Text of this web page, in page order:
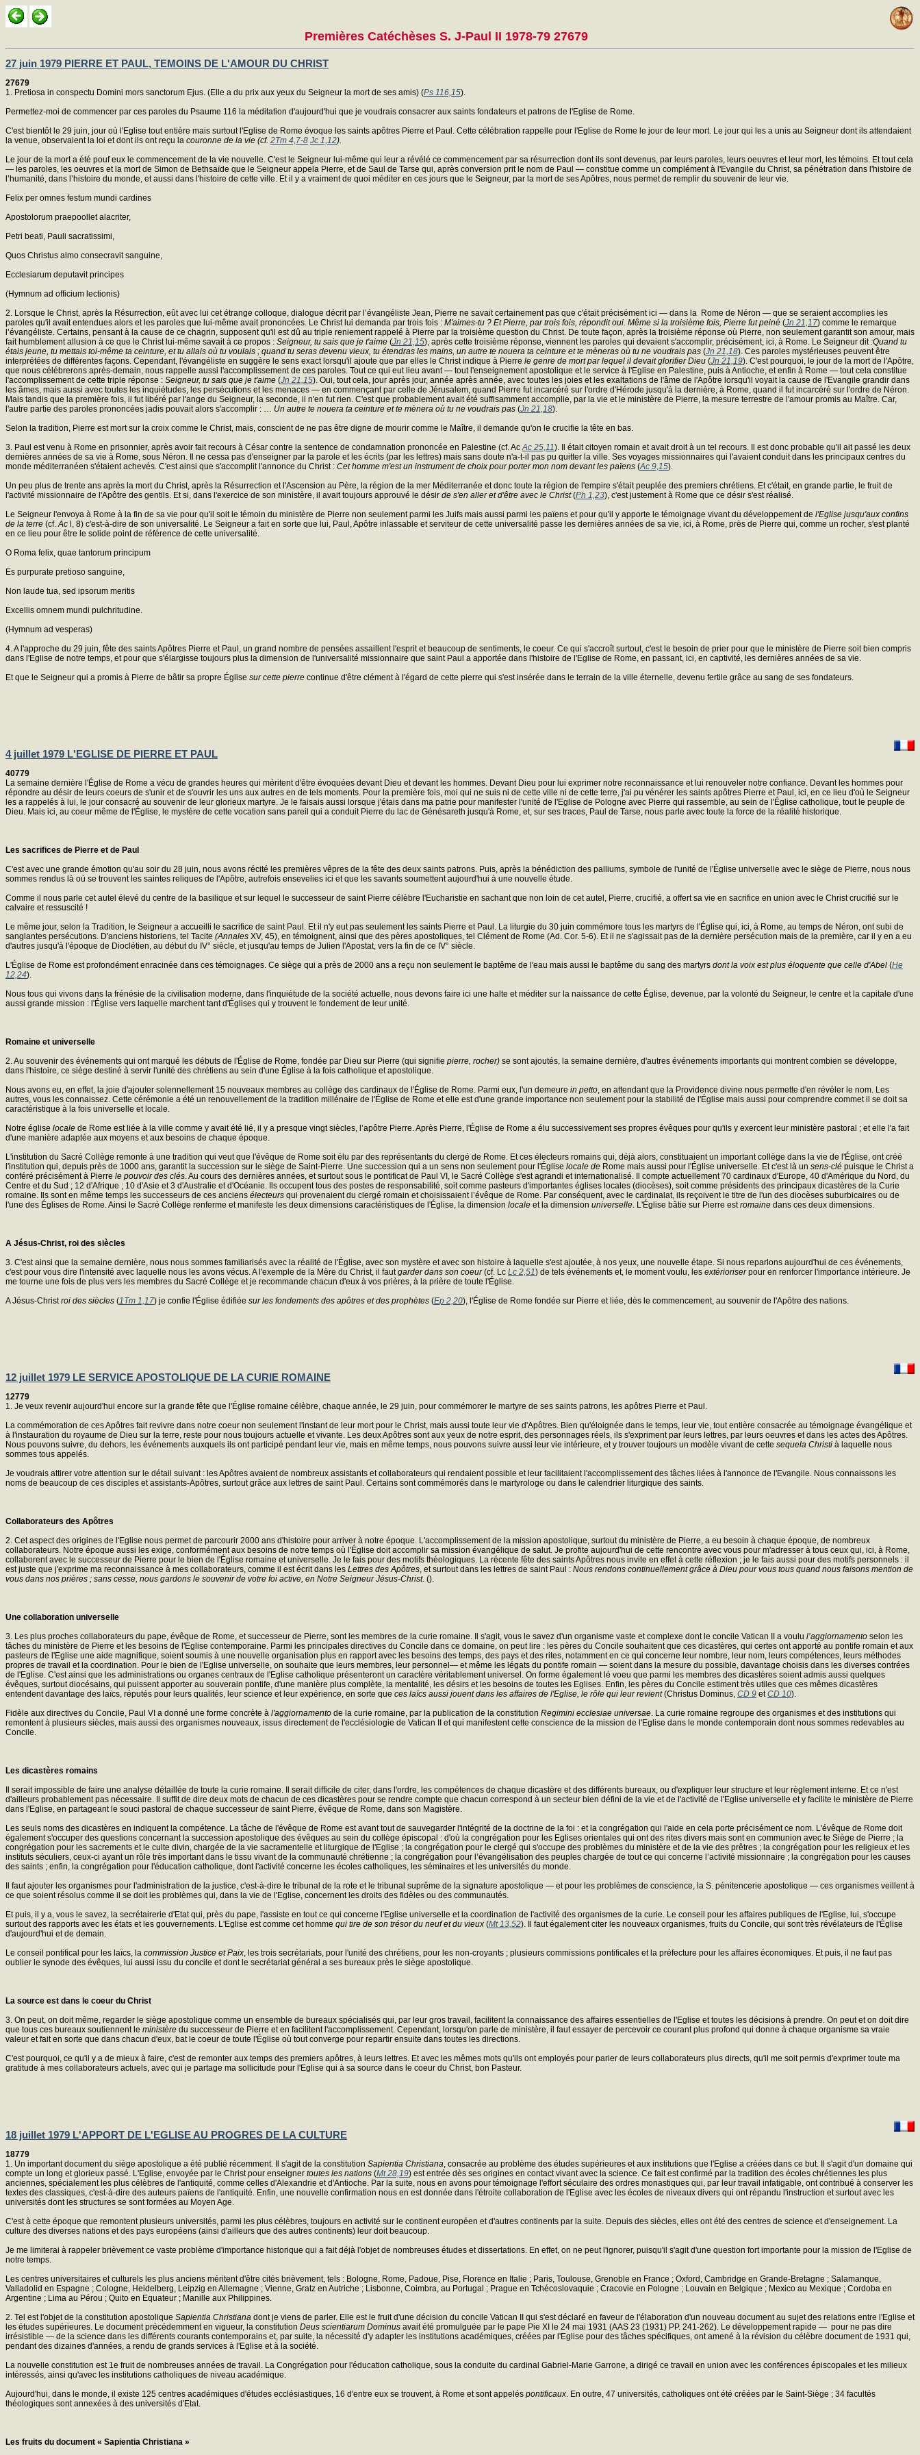
Premières Catéchèses S. J-Paul II 1978-79 27679
27 juin 1979 PIERRE ET PAUL, TEMOINS DE L'AMOUR DU CHRIST
27679
1. Pretiosa in conspectu Domini mors sanctorum Ejus. (Elle a du prix aux yeux du Seigneur la mort de ses amis) (Ps 116,15).
Permettez-moi de commencer par ces paroles du Psaume 116 la méditation d'aujourd'hui que je voudrais consacrer aux saints fondateurs et patrons de l'Eglise de Rome.
C'est bientôt le 29 juin, jour où l'Eglise tout entière mais surtout l'Eglise de Rome évoque les saints apôtres Pierre et Paul. Cette célébration rappelle pour l'Eglise de Rome le jour de leur mort. Le jour qui les a unis au Seigneur dont ils attendaient
la venue, observaient la loi et dont ils ont reçu la couronne de la vie (cf. 2Tm 4,7-8 Jc 1,12).
Le jour de la mort a été pouf eux le commencement de la vie nouvelle. C'est le Seigneur lui-même qui leur a révélé ce commencement par sa résurrection dont ils sont devenus, par leurs paroles, leurs oeuvres et leur mort, les témoins. Et tout cela
— les paroles, les oeuvres et la mort de Simon de Bethsaïde que le Seigneur appela Pierre, et de Saul de Tarse qui, après conversion prit le nom de Paul — constitue comme un complément à l'Evangile du Christ, sa pénétration dans l'histoire de
l’humanité, dans l’histoire du monde, et aussi dans l'histoire de cette ville. Et il y a vraiment de quoi méditer en ces jours que le Seigneur, par la mort de ses Apôtres, nous permet de remplir du souvenir de leur vie.
Felix per omnes festum mundi cardines
Apostolorum praepoollet alacriter,
Petri beati, Pauli sacratissimi,
Quos Christus almo consecravit sanguine,
Ecclesiarum deputavit principes
(Hymnum ad officium lectionis)
2. Lorsque le Christ, après la Résurrection, eût avec lui cet étrange colloque, dialogue décrit par l’évangéliste Jean, Pierre ne savait certainement pas que c'était précisément ici — dans la Rome de Néron — que se seraient accomplies les
paroles qu'il avait entendues alors et les paroles que lui-même avait prononcées. Le Christ lui demanda par trois fois : M'aimes-tu ? Et Pierre, par trois fois, répondit oui. Même si la troisième fois, Pierre fut peiné (Jn 21,17) comme le remarque
l’évangéliste. Certains, pensant à la cause de ce chagrin, supposent qu'il est dû au triple reniement rappelé à Pierre par la troisième question du Christ. De toute façon, après la troisième réponse où Pierre, non seulement garantit son amour, mais
fait humblement allusion à ce que le Christ lui-même savait à ce propos : Seigneur, tu sais que je t'aime (Jn 21,15), après cette troisième réponse, viennent les paroles qui devaient s'accomplir, précisément, ici, à Rome. Le Seigneur dit:Quand tu
étais jeune, tu mettais toi-même ta ceinture, et tu allais où tu voulais ; quand tu seras devenu vieux, tu étendras les mains, un autre te nouera ta ceinture et te mèneras où tu ne voudrais pas (Jn 21,18). Ces paroles mystérieuses peuvent être
interprétées de différentes façons. Cependant, l'évangéliste en suggère le sens exact lorsqu'il ajoute que par elles le Christ indique à Pierre le genre de mort par lequel il devait glorifier Dieu (Jn 21,19). C'est pourquoi, le jour de la mort de l'Apôtre,
que nous célébrerons après-demain, nous rappelle aussi l'accomplissement de ces paroles. Tout ce qui eut lieu avant — tout l'enseignement apostolique et le service à l'Eglise en Palestine, puis à Antioche, et enfin à Rome — tout cela constitue
l'accomplissement de cette triple réponse : Seigneur, tu sais que je t'aime (Jn 21,15). Oui, tout cela, jour après jour, année après année, avec toutes les joies et les exaltations de l'âme de l'Apôtre lorsqu'il voyait la cause de l'Evangile grandir dans
les âmes, mais aussi avec toutes les inquiétudes, les persécutions et les menaces — en commençant par celle de Jérusalem, quand Pierre fut incarcéré sur l'ordre d'Hérode jusqu'à la dernière, à Rome, quand il fut incarcéré sur l'ordre de Néron.
Mais tandis que la première fois, il fut libéré par l'ange du Seigneur, la seconde, il n'en fut rien. C'est que probablement avait été suffisamment accomplie, par la vie et le ministère de Pierre, la mesure terrestre de l'amour promis au Maître. Car,
l'autre partie des paroles prononcées jadis pouvait alors s'accomplir : … Un autre te nouera ta ceinture et te mènera où tu ne voudrais pas (Jn 21,18).
Selon la tradition, Pierre est mort sur la croix comme le Christ, mais, conscient de ne pas être digne de mourir comme le Maître, il demande qu'on le crucifie la tête en bas.
3. Paul est venu à Rome en prisonnier, après avoir fait recours à César contre la sentence de condamnation prononcée en Palestine (cf. AcAc 25,11). Il était citoyen romain et avait droit à un tel recours. Il est donc probable qu'il ait passé les deux
dernières années de sa vie à Rome, sous Néron. Il ne cessa pas d'enseigner par la parole et les écrits (par les lettres) mais sans doute n'a-t-il pas pu quitter la ville. Ses voyages missionnaires qui l'avaient conduit dans les principaux centres du
monde méditerranéen s'étaient achevés. C'est ainsi que s'accomplit l'annonce du Christ : Cet homme m'est un instrument de choix pour porter mon nom devant les païens (Ac 9,15).
Un peu plus de trente ans après la mort du Christ, après la Résurrection et l'Ascension au Père, la région de la mer Méditerranée et donc toute la région de l'empire s'était peuplée des premiers chrétiens. Et c'était, en grande partie, le fruit de
l'activité missionnaire de l'Apôtre des gentils. Et si, dans l'exercice de son ministère, il avait toujours approuvé le désir de s'en aller et d'être avec le Christ(Ph 1,23), c'est justement à Rome que ce désir s'est réalisé.
Le Seigneur l'envoya à Rome à la fin de sa vie pour qu'il soit le témoin du ministère de Pierre non seulement parmi les Juifs mais aussi parmi les païens et pour qu'il y apporte le témoignage vivant du développement de l'Eglise jusqu'aux confins
de la terre (cf.Ac l, 8) c'est-à-dire de son universalité. Le Seigneur a fait en sorte que lui, Paul, Apôtre inlassable et serviteur de cette universalité passe les dernières années de sa vie, ici, à Rome, près de Pierre qui, comme un rocher, s'est planté
en ce lieu pour être le solide point de référence de cette universalité.
O Roma felix, quae tantorum principum
Es purpurate pretioso sanguine,
Non laude tua, sed ipsorum meritis
Excellis omnem mundi pulchritudine.
(Hymnum ad vesperas)
4. A l'approche du 29 juin, fête des saints Apôtres Pierre et Paul, un grand nombre de pensées assaillent l'esprit et beaucoup de sentiments, le coeur. Ce qui s'accroît surtout, c'est le besoin de prier pour que le ministère de Pierre soit bien compris
dans l'Eglise de notre temps, et pour que s'élargisse toujours plus la dimension de l'universalité missionnaire que saint Paul a apportée dans l'histoire de l'Eglise de Rome, en passant, ici, en captivité, les dernières années de sa vie.
Et que le Seigneur qui a promis à Pierre de bâtir sa propre Église sur cette pierre continue d'être clément à l'égard de cette pierre qui s'est insérée dans le terrain de la ville éternelle, devenu fertile grâce au sang de ses fondateurs.
4 juillet 1979 L'EGLISE DE PIERRE ET PAUL
40779
La semaine dernière l'Église de Rome a vécu de grandes heures qui méritent d'être évoquées devant Dieu et devant les hommes. Devant Dieu pour lui exprimer notre reconnaissance et lui renouveler notre confiance. Devant les hommes pour
répondre au désir de leurs coeurs de s'unir et de s'ouvrir les uns aux autres en de tels moments. Pour la première fois, moi qui ne suis ni de cette ville ni de cette terre, j'ai pu vénérer les saints apôtres Pierre et Paul, ici, en ce lieu d'où le Seigneur
les a rappelés à lui, le jour consacré au souvenir de leur glorieux martyre. Je le faisais aussi lorsque j'étais dans ma patrie pour manifester l'unité de l'Eglise de Pologne avec Pierre qui rassemble, au sein de l'Église catholique, tout le peuple de
Dieu. Mais ici, au coeur même de l'Église, le mystère de cette vocation sans pareil qui a conduit Pierre du lac de Génésareth jusqu'à Rome, et, sur ses traces, Paul de Tarse, nous parle avec toute la force de la réalité historique.
Les sacrifices de Pierre et de Paul
C'est avec une grande émotion qu'au soir du 28 juin, nous avons récité les premières vêpres de la fête des deux saints patrons. Puis, après la bénédiction des palliums, symbole de l'unité de l'Église universelle avec le siège de Pierre, nous nous
sommes rendus là où se trouvent les saintes reliques de l'Apôtre, autrefois ensevelies ici et que les savants soumettent aujourd'hui à une nouvelle étude.
Comme il nous parle cet autel élevé du centre de la basilique et sur lequel le successeur de saint Pierre célèbre l'Eucharistie en sachant que non loin de cet autel, Pierre, crucifié, a offert sa vie en sacrifice en union avec le Christ crucifié sur le
calvaire et ressuscité !
Le même jour, selon la Tradition, le Seigneur a accueilli le sacrifice de saint Paul. Et il n'y eut pas seulement les saints Pierre et Paul. La liturgie du 30 juin commémore tous les martyrs de l'Église qui, ici, à Rome, au temps de Néron, ont subi de
sanglantes persécutions. D'anciens historiens, tel Tacite (Annales XV, 45), en témoignent, ainsi que des pères apostoliques, tel Clément de Rome (Ad. Cor. 5-6). Et il ne s'agissait pas de la dernière persécution mais de la première, car il y en a eu
d'autres jusqu'à l'époque de Dioclétien, au début du IV° siècle, et jusqu'au temps de Julien l'Apostat, vers la fin de ce IV° siècle.
L'Église de Rome est profondément enracinée dans ces témoignages. Ce siège qui a près de 2000 ans a reçu non seulement le baptême de l'eau mais aussi le baptême du sang des martyrs dont la voix est plus éloquente que celle d'Abel (He
12,24).
Nous tous qui vivons dans la frénésie de la civilisation moderne, dans l'inquiétude de la société actuelle, nous devons faire ici une halte et méditer sur la naissance de cette Église, devenue, par la volonté du Seigneur, le centre et la capitale d'une
aussi grande mission : l'Église vers laquelle marchent tant d'Églises qui y trouvent le fondement de leur unité.
Romaine et universelle
2. Au souvenir des événements qui ont marqué les débuts de l'Église de Rome, fondée par Dieu sur Pierre (qui signifie pierre, rocher) se sont ajoutés, la semaine dernière, d'autres événements importants qui montrent combien se développe,
dans l'histoire, ce siège destiné à servir l'unité des chrétiens au sein d'une Église à la fois catholique et apostolique.
Nous avons eu, en effet, la joie d'ajouter solennellement 15 nouveaux membres au collège des cardinaux de l'Église de Rome. Parmi eux, l'un demeure in petto , en attendant que la Providence divine nous permette d'en révéler le nom. Les
autres, vous les connaissez. Cette cérémonie a été un renouvellement de la tradition millénaire de l'Église de Rome et elle est d'une grande importance non seulement pour la stabilité de l'Église mais aussi pour comprendre commet il se doit sa
caractéristique à la fois universelle et locale.
Notre église locale de Rome est liée à la ville comme y avait été lié, il y a presque vingt siècles, l’apôtre Pierre. Après Pierre, l'Église de Rome a élu successivement ses propres évêques pour qu'ils y exercent leur ministère pastoral ; et elle l'a fait
d'une manière adaptée aux moyens et aux besoins de chaque époque.
L'institution du Sacré Collège remonte à une tradition qui veut que l'évêque de Rome soit élu par des représentants du clergé de Rome. Et ces électeurs romains qui, déjà alors, constituaient un important collège dans la vie de l'Église, ont créé
l'institution qui, depuis près de 1000 ans, garantit la succession sur le siège de Saint-Pierre. Une succession qui a un sens non seulement pour l'Église locale de Rome mais aussi pour l'Église universelle. Et c'est là un sens-clé puisque le Christ a
conféré précisément à Pierre le pouvoir des clés . Au cours des dernières années, et surtout sous le pontificat de Paul VI, le Sacré Collège s'est agrandi et internationalisé. Il compte actuellement 70 cardinaux d'Europe, 40 d'Amérique du Nord, du
Centre et du Sud ; 12 d'Afrique ; 10 d'Asie et 3 d'Australie et d'Océanie. Ils occupent tous des postes de responsabilité, soit comme pasteurs d'importantes églises locales (diocèses), soit comme présidents des principaux dicastères de la Curie
romaine. Ils sont en même temps les successeurs de ces anciens électeurs qui provenaient du clergé romain et choisissaient l’évêque de Rome. Par conséquent, avec le cardinalat, ils reçoivent le titre de l'un des diocèses suburbicaires ou de
l'une des Églises de Rome. Ainsi le Sacré Collège renferme et manifeste les deux dimensions caractéristiques de l'Église, la dimension locale et la dimension universelle . L'Église bâtie sur Pierre estromaine dans ces deux dimensions.
A Jésus-Christ, roi des siècles
3. C'est ainsi que la semaine dernière, nous nous sommes familiarisés avec la réalité de l'Église, avec son mystère et avec son histoire à laquelle s'est ajoutée, à nos yeux, une nouvelle étape. Si nous reparlons aujourd'hui de ces événements,
c'est pour vous dire l'intensité avec laquelle nous les avons vécus. A l'exemple de la Mère du Christ, il fautgarder dans son coeur(cf. Lc Lc 2,51) de tels événements et, le moment voulu, les extérioriserpour en renforcer l'importance intérieure. Je
me tourne une fois de plus vers les membres du Sacré Collège et je recommande chacun d'eux à vos prières, à la prière de toute l'Église.
A Jésus-Christroi des siècles (1Tm 1,17) je confie l'Église édifiée sur les fondements des apôtres et des prophètes (Ep 2,20), l'Église de Rome fondée sur Pierre et liée, dès le commencement, au souvenir de l'Apôtre des nations.
12 juillet 1979 LE SERVICE APOSTOLIQUE DE LA CURIE ROMAINE
12779
1. Je veux revenir aujourd'hui encore sur la grande fête que l'Église romaine célèbre, chaque année, le 29 juin, pour commémorer le martyre de ses saints patrons, les apôtres Pierre et Paul.
La commémoration de ces Apôtres fait revivre dans notre coeur non seulement l'instant de leur mort pour le Christ, mais aussi toute leur vie d'Apôtres. Bien qu'éloignée dans le temps, leur vie, tout entière consacrée au témoignage évangélique et
à l'instauration du royaume de Dieu sur la terre, reste pour nous toujours actuelle et vivante. Les deux Apôtres sont aux yeux de notre esprit, des personnages réels, ils s'expriment par leurs lettres, par leurs oeuvres et dans les actes des Apôtres.
Nous pouvons suivre, du dehors, les événements auxquels ils ont participé pendant leur vie, mais en même temps, nous pouvons suivre aussi leur vie intérieure, et y trouver toujours un modèle vivant de cette sequela Christi à laquelle nous
sommes tous appelés.
Je voudrais attirer votre attention sur le détail suivant : les Apôtres avaient de nombreux assistants et collaborateurs qui rendaient possible et leur facilitaient l'accomplissement des tâches liées à l'annonce de l'Evangile. Nous connaissons les
noms de beaucoup de ces disciples et assistants-Apôtres, surtout grâce aux lettres de saint Paul. Certains sont commémorés dans le martyrologe ou dans le calendrier liturgique des saints.
Collaborateurs des Apôtres
2. Cet aspect des origines de l'Eglise nous permet de parcourir 2000 ans d'histoire pour arriver à notre époque. L'accomplissement de la mission apostolique, surtout du ministère de Pierre, a eu besoin à chaque époque, de nombreux
collaborateurs. Notre époque aussi les exige, conformément aux besoins de notre temps où l'Église doit accomplir sa mission évangélique de salut. Je profite aujourd'hui de cette rencontre avec vous pour m'adresser à tous ceux qui, ici, à Rome,
collaborent avec le successeur de Pierre pour le bien de l'Église romaine et universelle. Je le fais pour des motifs théologiques. La récente fête des saints Apôtres nous invite en effet à cette réflexion ; je le fais aussi pour des motifs personnels : il
est juste que j'exprime ma reconnaissance à mes collaborateurs, comme il est écrit dans les Lettres des Apôtres , et surtout dans les lettres de saint Paul : Nous rendons continuellement grâce à Dieu pour vous tous quand nous faisons mention de
vous dans nos prières ; sans cesse, nous gardons le souvenir de votre foi active, en Notre Seigneur Jésus-Christ. ().
Une collaboration universelle
3. Les plus proches collaborateurs du pape, évêque de Rome, et successeur de Pierre, sont les membres de la curie romaine. Il s'agit, vous le savez d'un organisme vaste et complexe dont le concile Vatican II a voulu l’aggiornamento selon les
tâches du ministère de Pierre et les besoins de l'Eglise contemporaine. Parmi les principales directives du Concile dans ce domaine, on peut lire : les pères du Concile souhaitent que ces dicastères, qui certes ont apporté au pontife romain et aux
pasteurs de l'Eglise une aide magnifique, soient soumis à une nouvelle organisation plus en rapport avec les besoins des temps, des pays et des rites, notamment en ce qui concerne leur nombre, leur nom, leurs compétences, leurs méthodes
propres de travail et la coordination. Pour le bien de l'Eglise universelle, on souhaite que leurs membres, leur personnel— et même les légats du pontife romain — soient dans la mesure du possible, davantage choisis dans les diverses contrées
de l'Eglise. C'est ainsi que les administrations ou organes centraux de l'Eglise catholique présenteront un caractère véritablement universel. On forme également lé voeu que parmi les membres des dicastères soient admis aussi quelques
évêques, surtout diocésains, qui puissent apporter au souverain pontife, d'une manière plus complète, la mentalité, les désirs et les besoins de toutes les Eglises. Enfin, les pères du Concile estiment très utiles que ces mêmes dicastères
entendent davantage des laïcs, réputés pour leurs qualités, leur science et leur expérience, en sorte que ces laïcs aussi jouent dans les affaires de l'Eglise, le rôle qui leur revient(Christus Dominus, CD 9 etCD 10).
Fidèle aux directives du Concile, Paul VI a donné une forme concrète à l'aggiornamento de la curie romaine, par la publication de la constitution Regimini ecclesiae universae . La curie romaine regroupe des organismes et des institutions qui
remontent à plusieurs siècles, mais aussi des organismes nouveaux, issus directement de l'ecclésiologie de Vatican II et qui manifestent cette conscience de la mission de l'Eglise dans le monde contemporain dont nous sommes redevables au
Concile.
Les dicastères romains
Il serait impossible de faire une analyse détaillée de toute la curie romaine. Il serait difficile de citer, dans l'ordre, les compétences de chaque dicastère et des différents bureaux, ou d'expliquer leur structure et leur règlement interne. Et ce n'est
d'ailleurs probablement pas nécessaire. Il suffit de dire deux mots de chacun de ces dicastères pour se rendre compte que chacun correspond à un secteur bien défini de la vie et de l'activité de l'Eglise universelle et y facilite le ministère de Pierre
dans l'Eglise, en partageant le souci pastoral de chaque successeur de saint Pierre, évêque de Rome, dans son Magistère.
Les seuls noms des dicastères en indiquent la compétence. La tâche de l'évêque de Rome est avant tout de sauvegarder l'intégrité de la doctrine de la foi : et la congrégation qui l'aide en cela porte précisément ce nom. L'évêque de Rome doit
également s'occuper des questions concernant la succession apostolique des évêques au sein du collège épiscopal : d'où la congrégation pour les Eglises orientales qui ont des rites divers mais sont en communion avec te Siège de Pierre ; la
congrégation pour les sacrements et le culte divin, chargée de la vie sacramentelle et liturgique de l'Eglise ; la congrégation pour le clergé qui s'occupe des problèmes du ministère et de la vie des prêtres ; la congrégation pour les religieux et les
instituts séculiers, ceux-ci ayant un rôle très important dans le tissu vivant de la communauté chrétienne ; la congrégation pour l’évangélisation des peuples chargée de tout ce qui concerne l’activité missionnaire ; la congrégation pour les causes
des saints ; enfin, la congrégation pour l'éducation catholique, dont l'activité concerne les écoles catholiques, les séminaires et les universités du monde.
Il faut ajouter les organismes pour l'administration de la justice, c'est-à-dire le tribunal de la rote et le tribunal suprême de la signature apostolique — et pour les problèmes de conscience, la S. pénitencerie apostolique — ces organismes veillent à
ce que soient résolus comme il se doit les problèmes qui, dans la vie de l'Eglise, concernent les droits des fidèles ou des communautés.
Et puis, il y a, vous le savez, la secrétairerie d'Etat qui, près du pape, l'assiste en tout ce qui concerne l'Eglise universelle et la coordination de l'activité des organismes de la curie. Le conseil pour les affaires publiques de l'Eglise, lui, s'occupe
surtout des rapports avec les états et les gouvernements. L'Eglise est comme cet homme qui tire de son trésor du neuf et du vieux (Mt 13,52). Il faut également citer les nouveaux organismes, fruits du Concile, qui sont très révélateurs de l'Église
d'aujourd'hui et de demain.
Le conseil pontifical pour les laïcs, la commission Justice et Paix , les trois secrétariats, pour l'unité des chrétiens, pour les non-croyants ; plusieurs commissions pontificales et la préfecture pour les affaires économiques. Et puis, il ne faut pas
oublier le synode des évêques, lui aussi issu du concile et dont le secrétariat général a ses bureaux près le siège apostolique.
La source est dans le coeur du Christ
3. On peut, on doit même, regarder le siège apostolique comme un ensemble de bureaux spécialisés qui, par leur gros travail, facilitent la connaissance des affaires essentielles de l'Eglise et toutes les décisions à prendre. On peut et on doit dire
que tous ces bureaux soutiennent le ministère du successeur de Pierre et en facilitent l'accomplissement. Cependant, lorsqu'on parle de ministère, il faut essayer de percevoir ce courant plus profond qui donne à chaque organisme sa vraie
valeur et fait en sorte que dans chacun d'eux, bat le coeur de toute l'Église où tout converge pour repartir ensuite dans toutes les directions.
C'est pourquoi, ce qu'il y a de mieux à faire, c'est de remonter aux temps des premiers apôtres, à leurs lettres. Et avec les mêmes mots qu'ils ont employés pour parier de leurs collaborateurs plus directs, qu'il me soit permis d'exprimer toute ma
gratitude à mes collaborateurs actuels, avec qui je partage ma sollicitude pour l'Eglise qui à sa source dans le coeur du Christ, bon Pasteur.
18 juillet 1979 L'APPORT DE L'EGLISE AU PROGRES DE LA CULTURE
18779
1. Un important document du siège apostolique a été publié récemment. Il s'agit de la constitution Sapientia Christiana , consacrée au problème des études supérieures et aux institutions que l'Eglise a créées dans ce but. Il s'agit d'un domaine qui
compte un long et glorieux passé. L'Eglise, envoyée par le Christ pour enseigner toutes les nations (Mt 28,19) est entrée dès ses origines en contact vivant avec la science. Ce fait est confirmé par la tradition des écoles chrétiennes les plus
anciennes, spécialement les plus célèbres de l'antiquité, comme celles d'Alexandrie et d'Antioche. Par la suite, nous en avons pour témoignage l'effort séculaire des ordres monastiques qui, par leur travail infatigable, ont contribué à conserver les
textes des classiques, c'est-à-dire des auteurs païens de l'antiquité. Enfin, une nouvelle confirmation nous en est donnée dans l'étroite collaboration de l'Eglise avec les écoles de niveaux divers qui ont répandu l'instruction et surtout avec les
universités dont les structures se sont formées au Moyen Age.
C'est à cette époque que remontent plusieurs universités, parmi les plus célèbres, toujours en activité sur le continent européen et d'autres continents par la suite. Depuis des siècles, elles ont été des centres de science et d'enseignement. La
culture des diverses nations et des pays européens (ainsi d'ailleurs que des autres continents) leur doit beaucoup.
Je me limiterai à rappeler brièvement ce vaste problème d'importance historique qui a fait déjà l'objet de nombreuses études et dissertations. En effet, on ne peut l'ignorer, puisqu'il s'agit d'une question fort importante pour la mission de l'Eglise de
notre temps.
Les centres universitaires et culturels les plus anciens méritent d'être cités brièvement, tels : Bologne, Rome, Padoue, Pise, Florence en Italie ; Paris, Toulouse, Grenoble en France ; Oxford, Cambridge en Grande-Bretagne ; Salamanque,
Valladolid en Espagne ; Cologne, Heidelberg, Leipzig en Allemagne ; Vienne, Gratz en Autriche ; Lisbonne, Coimbra, au Portugal ; Prague en Tchécoslovaquie ; Cracovie en Pologne ; Louvain en Belgique ; Mexico au Mexique ; Cordoba en
Argentine ; Lima au Pérou ; Quito en Equateur ; Manille aux Philippines.
2. Tel est l'objet de la constitution apostolique Sapientia Christiana dont je viens de parler. Elle est le fruit d'une décision du concile Vatican II qui s'est déclaré en faveur de l'élaboration d'un nouveau document au sujet des relations entre l'Eglise et
les études supérieures. Le document précédemment en vigueur, la constitution Deus scientiarum Dominus avait été promulguée par le pape Pie XI le 24 mai 1931 (AAS 23 (1931) PP. 241-262). Le développement rapide — pour ne pas dire
irrésistible — de la science dans les différents courants contemporains et, par suite, la nécessité d'y adapter les institutions académiques, créées par l'Eglise pour des tâches spécifiques, ont amené à la révision du célèbre document de 1931 qui,
pendant des dizaines d'années, a rendu de grands services à l'Eglise et à la société.
La nouvelle constitution est 1e fruit de nombreuses années de travail. La Congrégation pour l'éducation catholique, sous la conduite du cardinal Gabriel-Marie Garrone, a dirigé ce travail en union avec les conférences épiscopales et les milieux
intéressés, ainsi qu'avec les institutions catholiques de niveau académique.
Aujourd'hui, dans le monde, il existe 125 centres académiques d'études ecclésiastiques, 16 d'entre eux se trouvent, à Rome et sont appelés pontificaux . En outre, 47 universités, catholiques ont été créées par le Saint-Siège ; 34 facultés
théologiques sont annexées à des universités d'Etat.
Les fruits du document « Sapientia Christiana »